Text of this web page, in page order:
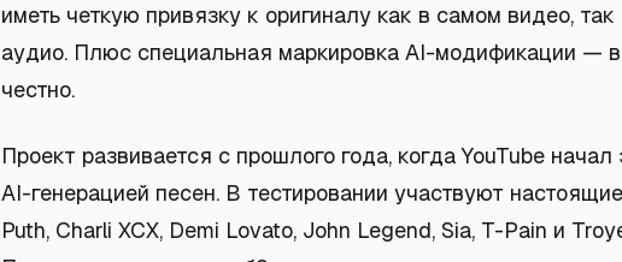
иметь четкую привязку к оригиналу как в самом видео,
аудио. Плюс специальная маркировка AI-модификации —
честно.
Проект развивается с прошлого года, когда YouTube
AI-генерацией песен. В тестировании участвуют
Puth, Charli XCX, Demi Lovato, John Legend, Sia, T-Pain и